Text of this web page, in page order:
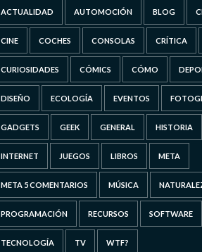
ACTUALIDAD AUTOMOCIÓN BLOG
CINE COCHES CONSOLAS CRÍTICA
CURIOSIDADES CÓMICS CÓMO
DISEÑO ECOLOGÍA EVENTOS
GADGETS GEEK GENERAL HISTORIA
INTERNET JUEGOS LIBROS META
META 5 COMENTARIOS MÚSICA
PROGRAMACIÓN RECURSOS SOFTWARE
TECNOLOGÍA TV WTF?